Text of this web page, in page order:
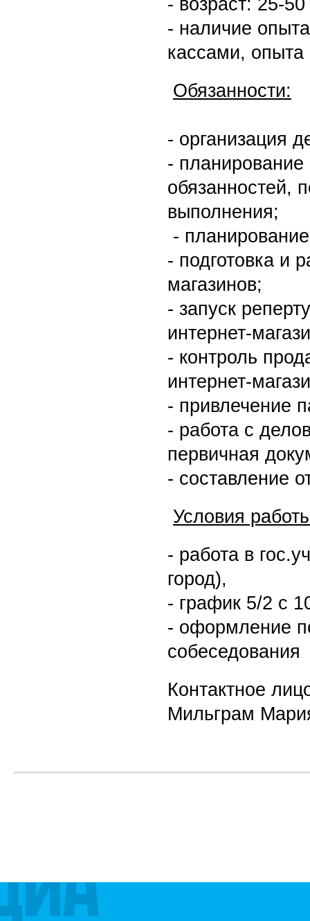
- возраст: 25-50
- наличие
кассами, опыта
Обязанности:
- организация
-
обязанностей,
выполнения;
-
- подготовка и
магазинов;
- запуск
интернет-
- контроль
интернет-
- привлечение
- работа с
первичная
- составление
Условия
- работа в
город),
- график 5/2 с
- оформление
собеседования
Контактное
Мильграм